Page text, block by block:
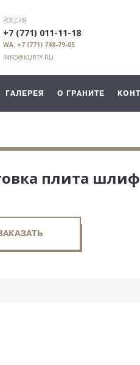
РОССИЯ
+7 (771) 011-11-18
WA: +7 (771) 748-79-05
INFO@KURTY.RU
ГАЛЕРЕЯ О ГРАНИТЕ
плита